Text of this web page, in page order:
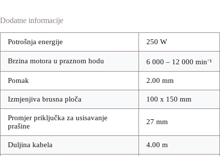
Dodatne informacije
Potrošnja energije 250 W
Brzina motora u praznom hodu 6 000 – 12 000 min⁻¹
Pomak 2.00 mm
Izmjenjiva brusna ploča 100 x 150 mm
Promjer priključka za usisavanje
prašine
27 mm
Duljina kabela 4.00 m